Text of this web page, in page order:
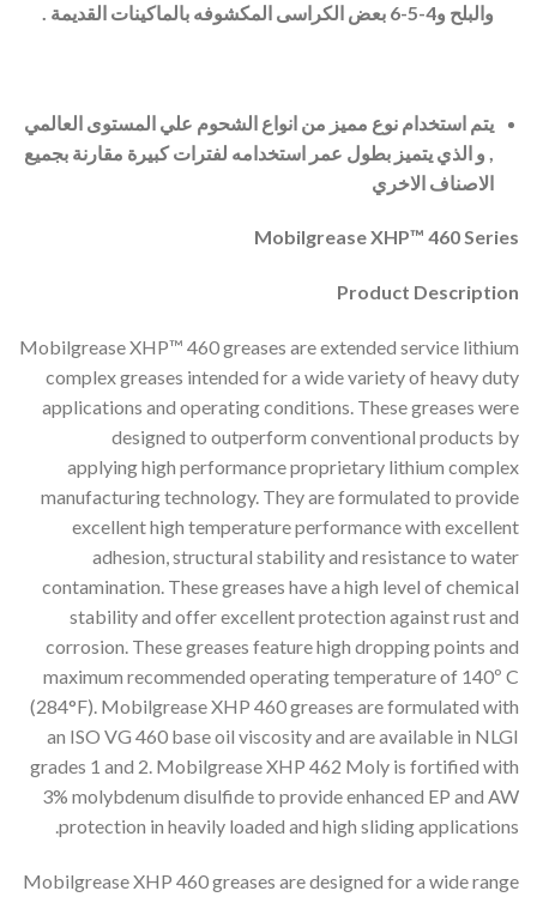
والبلح و4-5-6 بعض الكراسى المكشوفه بالماكينات القديمة .
يتم استخدام نوع مميز من انواع الشحوم علي المستوى العالمي
, و الذي يتميز بطول عمر استخدامه لفترات كبيرة مقارنة بجميع
الاصناف الاخري
Mobilgrease XHP™ 460 Series
Product Description
Mobilgrease XHP™ 460 greases are extended service lithium
complex greases intended for a wide variety of heavy duty
applications and operating conditions. These greases were
designed to outperform conventional products by
applying high performance proprietary lithium complex
manufacturing technology. They are formulated to provide
excellent high temperature performance with excellent
adhesion, structural stability and resistance to water
contamination. These greases have a high level of chemical
stability and offer excellent protection against rust and
corrosion. These greases feature high dropping points and
maximum recommended operating temperature of 140º C
(284°F). Mobilgrease XHP 460 greases are formulated with
an ISO VG 460 base oil viscosity and are available in NLGI
grades 1 and 2. Mobilgrease XHP 462 Moly is fortified with
3% molybdenum disulfide to provide enhanced EP and AW
protection in heavily loaded and high sliding applications.
Mobilgrease XHP 460 greases are designed for a wide range